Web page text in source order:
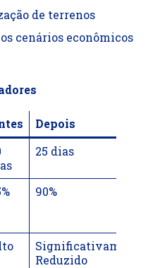
de terrenos
cenários econômicos
Depois
25 dias
90%
Significativamente
Reduzido